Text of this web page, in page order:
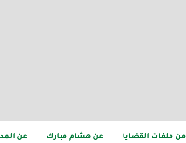
من ملفات القضايا عن هشام مبارك عن